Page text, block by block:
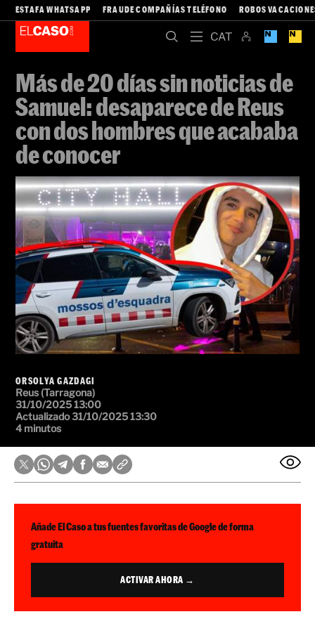
ESTAFA WHATSAPP FRAUDE COMPAÑÍAS TELÉFONO ROBOS
Más de 20 días sin noticias de
Samuel: desaparece de Reus
con dos hombres que acababa
de conocer
ORSOLYA GAZDAGI
Reus (Tarragona)
31/10/2025 13:00
Actualizado 31/10/2025 13:30
4 minutos
Añade El Caso a tus fuentes favoritas de Google de forma
gratuita
ACTIVAR AHORA →